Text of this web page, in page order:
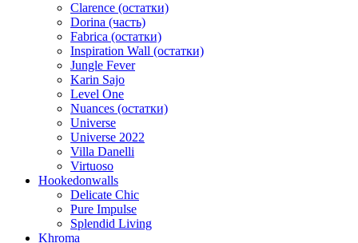
Clarence (остатки)
Dorina (часть)
Fabrica (остатки)
Inspiration Wall (остатки)
Jungle Fever
Karin Sajo
Level One
Nuances (остатки)
Universe
Universe 2022
Villa Danelli
Virtuoso
Hookedonwalls
Delicate Chic
Pure Impulse
Splendid Living
Khroma